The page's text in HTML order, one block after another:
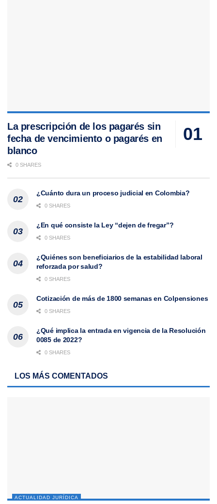
La prescripción de los pagarés sin
fecha de vencimiento o pagarés en
blanco
0 SHARES
¿Cuánto dura un proceso judicial en Colombia?
0 SHARES
¿En qué consiste la Ley “dejen de fregar”?
0 SHARES
¿Quiénes son beneficiarios de la estabilidad laboral
reforzada por salud?
0 SHARES
Cotización de más de 1800 semanas en Colpensiones
0 SHARES
¿Qué implica la entrada en vigencia de la Resolución
0085 de 2022?
0 SHARES
LOS MÁS COMENTADOS
ACTUALIDAD JURÍDICA